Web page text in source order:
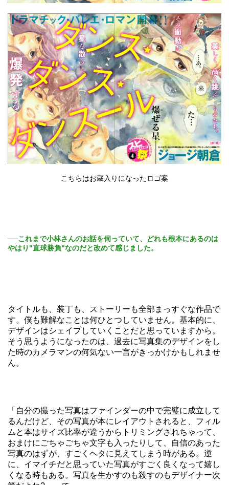
こちらはお蔵入りになったロゴ案
──これまで小林さんのお話を伺っていて、どれも根本にあるのは
やはり"直球勝負"なのだと改めて感じました。
タイトルも、装丁も、ストーリーも全部まっすぐな作品で
す。僕も難解なことは何ひとつしていません。基本的に、
デザインはシェイプしていくことだと思っていますから。
そう思うようになったのは、過去に写真集のデザインをし
た時のカメラマンの何気ない一言がきっかけかもしれませ
ん。
「自分の撮った写真はファインダーの中で完璧に成立して
るんだけど、その写真が本にレイアウトされると、フィル
ムと本はサイズ比率が違うからトリミングされちゃって、
おまけにごちゃごちゃ文字も入ったりして、自信のあった
写真のはずが、すごくヘタに見えてしまう時がある。逆
に、イマイチだと思っていた写真がすごく良くなって嬉し
くなる時もある。写真を生かすのも殺すのもデザイナー次